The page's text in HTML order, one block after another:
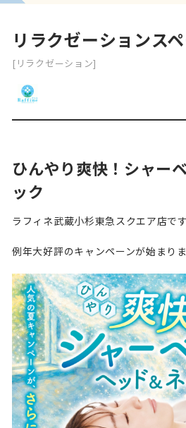
リラクゼーションス
[リラクゼーション]
ひんやり爽快！シャー
ック
ラフィネ武蔵小杉東急スクエア店で
例年大好評のキャンペーンが始まり